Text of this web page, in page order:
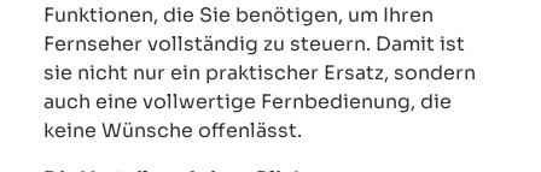
Funktionen, die Sie benötigen, um Ihren
Fernseher vollständig zu steuern. Damit ist
sie nicht nur ein praktischer Ersatz, sondern
auch eine vollwertige Fernbedienung, die
keine Wünsche offenlässt.